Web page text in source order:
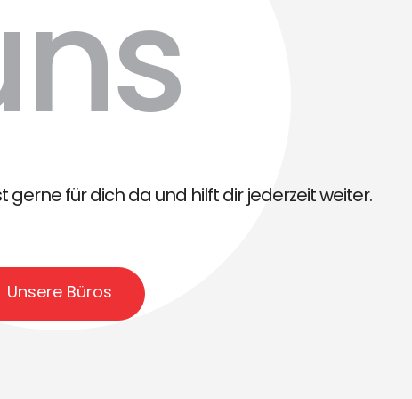
gerne für dich da und hilft dir jederzeit weiter.
Unsere Büros